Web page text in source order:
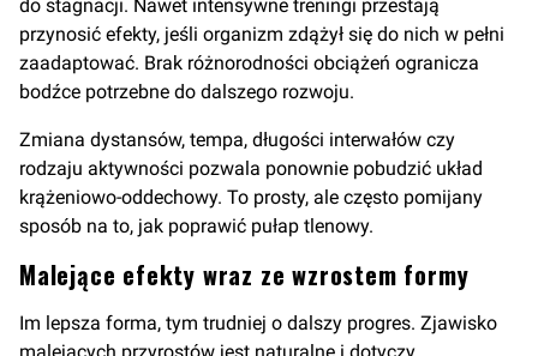
do stagnacji. Nawet intensywne treningi przestają
przynosić efekty, jeśli organizm zdążył się do nich w pełni
zaadaptować. Brak różnorodności obciążeń ogranicza
bodźce potrzebne do dalszego rozwoju.
Zmiana dystansów, tempa, długości interwałów czy
rodzaju aktywności pozwala ponownie pobudzić układ
krążeniowo-oddechowy. To prosty, ale często pomijany
sposób na to, jak poprawić pułap tlenowy.
Malejące efekty wraz ze wzrostem formy
Im lepsza forma, tym trudniej o dalszy progres. Zjawisko